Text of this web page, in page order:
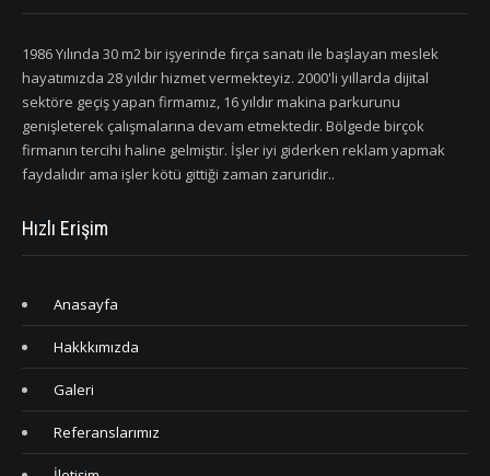
1986 Yılında 30 m2 bir işyerinde fırça sanatı ile başlayan meslek
hayatımızda 28 yıldır hizmet vermekteyiz. 2000'li yıllarda dijital
sektöre geçiş yapan firmamız, 16 yıldır makina parkurunu
genişleterek çalışmalarına devam etmektedir. Bölgede birçok
firmanın tercihi haline gelmiştir. İşler iyi giderken reklam yapmak
faydalıdır ama işler kötü gittiği zaman zaruridir..
Hızlı Erişim
Anasayfa
Hakkkımızda
Galeri
Referanslarımız